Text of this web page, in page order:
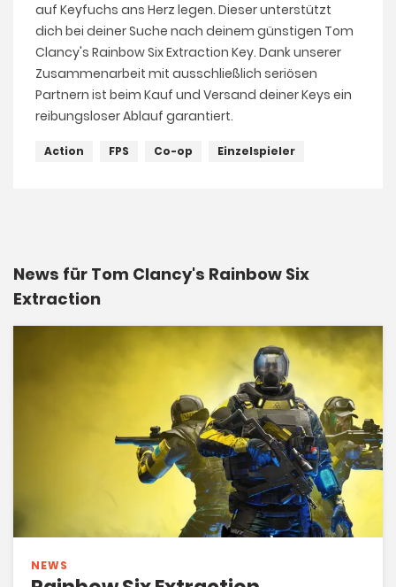
auf Keyfuchs ans Herz legen. Dieser unterstützt
dich bei deiner Suche nach deinem günstigen Tom
Clancy's Rainbow Six Extraction Key. Dank unserer
Zusammenarbeit mit ausschließlich seriösen
Partnern ist beim Kauf und Versand deiner Keys ein
reibungsloser Ablauf garantiert.
Action FPS Co-op Einzelspieler
News für Tom Clancy's Rainbow Six
Extraction
NEWS